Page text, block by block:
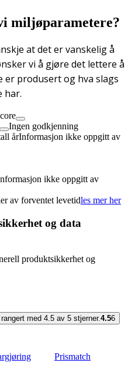
miljøparametere?
at det er vanskelig å
vi å gjøre det lettere å
er produsert og hva slags
har.
Ingen godkjenning
årInformasjon ikke oppgitt av
ikke oppgitt av
av forventet levetidles mer her
og data
produktsikkerhet og
med 4.5 av 5 stjerner.4.56
Prismatch